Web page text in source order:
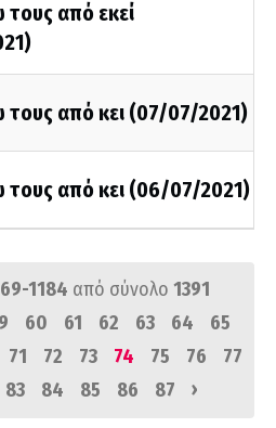
από εκεί
τους από κει (07/07/2021)
τους από κει (06/07/2021)
1184 από σύνολο 1391
60 61 62 63 64
65
71 72 73 74 75 76
77
83 84 85 86 87 ›